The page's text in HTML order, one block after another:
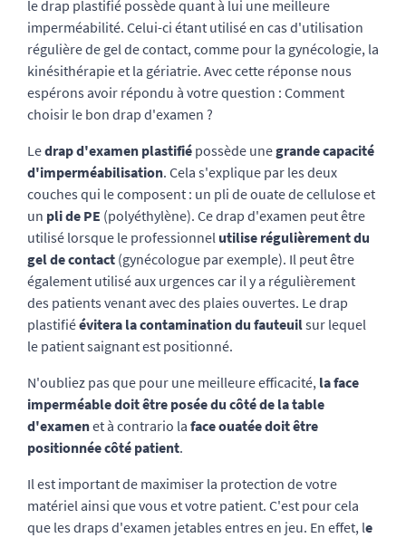
le drap plastifié possède quant à lui une meilleure
imperméabilité. Celui-ci étant utilisé en cas d'utilisation
régulière de gel de contact, comme pour la gynécologie, la
kinésithérapie et la gériatrie. Avec cette réponse nous
espérons avoir répondu à votre question : Comment
choisir le bon drap d'examen ?
Ledrap d'examen plastifié possède unegrande capacité
d'imperméabilisation. Cela s'explique par les deux
couches qui le composent : un pli de ouate de cellulose et
un pli de PE (polyéthylène). Ce drap d'examen peut être
utilisé lorsque le professionnel utilise régulièrement du
gel de contact (gynécologue par exemple). Il peut être
également utilisé aux urgences car il y a régulièrement
des patients venant avec des plaies ouvertes. Le drap
plastifiéévitera la contamination du fauteuilsur lequel
le patient saignant est positionné.
N'oubliez pas que pour une meilleure efficacité, la face
imperméable doit être posée du côté de la table
d'examenet à contrario la face ouatée doit être
positionnée côté patient.
Il est important de maximiser la protection de votre
matériel ainsi que vous et votre patient. C'est pour cela
que les draps d'examen jetables entres en jeu. En effet, le